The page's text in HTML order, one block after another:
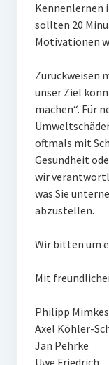
Kennenlernen
sollten 20
Motivationen
Zurückweisen
unser Ziel
machen“. Für
oftmals mit
Gesundheit
wir
was Sie
abzustellen.
Wir bitten um
Mit
Philipp Mimkes
Axel Köhler-
Jan Pehrke
Uwe Friedrich